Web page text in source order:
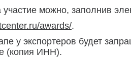
участие можно, заполнив
awards/.
у экспортеров будет
(копия ИНН).